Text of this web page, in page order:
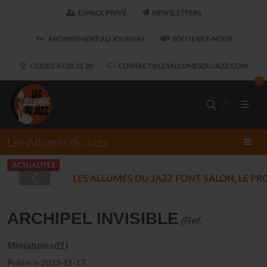
ESPACE PRIVÉ NEWSLETTERS
ABONNEMENT AU JOURNAL SOUTENEZ-NOUS
+33(0)2 43 28 31 30 CONTACT@LESALLUMESDUJAZZ.COM
0
Les Allumés du Jazz
ACTUALITÉS
LES ALLUMÉS DU JAZZ FONT SALON, LE
ARCHIPEL INVISIBLE (Ref.
Miniatures01)
Publié le 2023-11-17